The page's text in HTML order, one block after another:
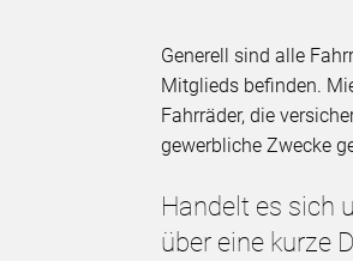
Generell sind alle
Mitglieds befinden.
Fahrräder, die
gewerbliche Zwecke
Handelt es sich
über eine kurze